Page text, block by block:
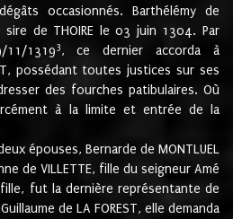
occasionnés. Barthélémy de
sire de THOIRE le 03 juin 1304. Par
13193, ce dernier accorda à
possédant toutes justices sur ses
des fourches patibulaires. Où
à la limite et entrée de la
épouses, Bernarde de MONTLUEL
de VILLETTE, fille du seigneur Amé
fut la dernière représentante de
de LA FOREST, elle demanda